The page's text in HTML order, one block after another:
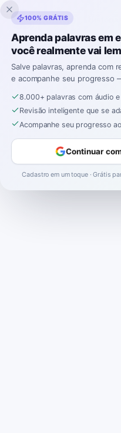
Inklingo
100% GRÁTIS
Aprenda palavras em
você realmente vai
Salve palavras, aprenda com
e acompanhe seu progresso
8.000+ palavras com áudio e
Revisão inteligente que se
Acompanhe seu progresso
Continuar
Cadastro em um toque · Grátis